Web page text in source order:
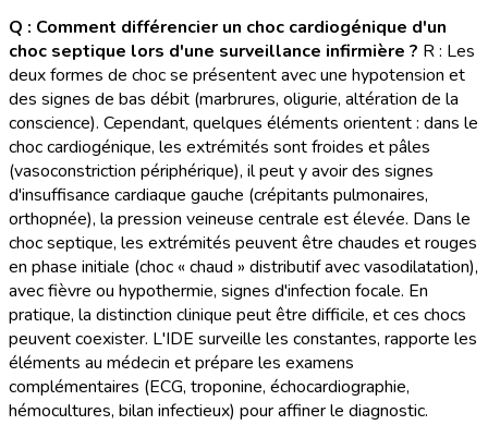
Q : Comment différencier un choc cardiogénique d'un
choc septique lors d'une surveillance infirmière ? R : Les
deux formes de choc se présentent avec une hypotension et
des signes de bas débit (marbrures, oligurie, altération de la
conscience). Cependant, quelques éléments orientent : dans le
choc cardiogénique, les extrémités sont froides et pâles
(vasoconstriction périphérique), il peut y avoir des signes
d'insuffisance cardiaque gauche (crépitants pulmonaires,
orthopnée), la pression veineuse centrale est élevée. Dans le
choc septique, les extrémités peuvent être chaudes et rouges
en phase initiale (choc « chaud » distributif avec vasodilatation),
avec fièvre ou hypothermie, signes d'infection focale. En
pratique, la distinction clinique peut être difficile, et ces chocs
peuvent coexister. L'IDE surveille les constantes, rapporte les
éléments au médecin et prépare les examens
complémentaires (ECG, troponine, échocardiographie,
hémocultures, bilan infectieux) pour affiner le diagnostic.